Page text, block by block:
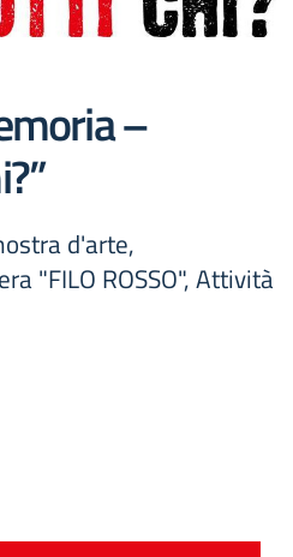
–
d'arte,
"FILO ROSSO", Attività